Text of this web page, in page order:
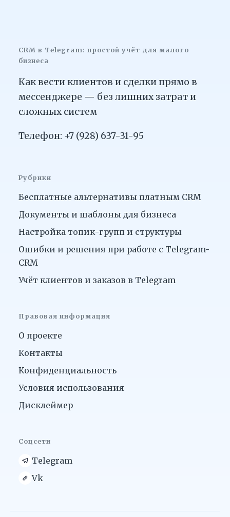
CRM в Telegram: простой учёт для малого
бизнеса
Как вести клиентов и сделки прямо в
мессенджере — без лишних затрат и
сложных систем
Телефон: +7 (928) 637-31-95
Рубрики
Бесплатные альтернативы платным CRM
Документы и шаблоны для бизнеса
Настройка топик-групп и структуры
Ошибки и решения при работе с Telegram-
CRM
Учёт клиентов и заказов в Telegram
Правовая информация
О проекте
Контакты
Конфиденциальность
Условия использования
Дисклеймер
Соцсети
Telegram
Vk